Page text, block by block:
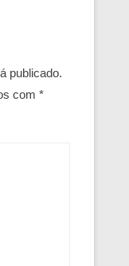
publicado.
com *